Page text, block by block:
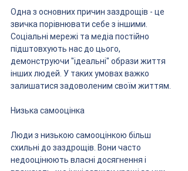
Одна з основних причин заздрощів - це
звичка порівнювати себе з іншими.
Соціальні мережі та медіа постійно
підштовхують нас до цього,
демонструючи "ідеальні" образи життя
інших людей. У таких умовах важко
залишатися задоволеним своїм життям.
Низька самооцінка
Люди з низькою самооцінкою більш
схильні до заздрощів. Вони часто
недооцінюють власні досягнення і